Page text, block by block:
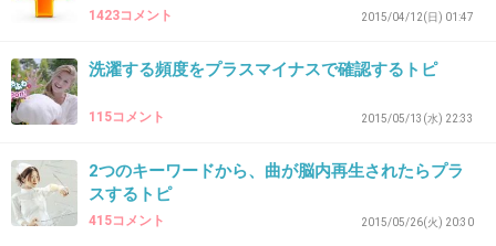
2015/05/10(日) 23:30:09
48. 匿名2015/05/10(日) 23:30:22
わたしのテレビ
1423コメント 2015/04/12(日) 01:47
洗濯する頻度をプラスマイナスで確認するトピ
115コメント 2015/05/13(水) 22:33
2つのキーワードから、曲が脳内再生されたらプラ
スするトピ
415コメント 2015/05/26(火) 20:30